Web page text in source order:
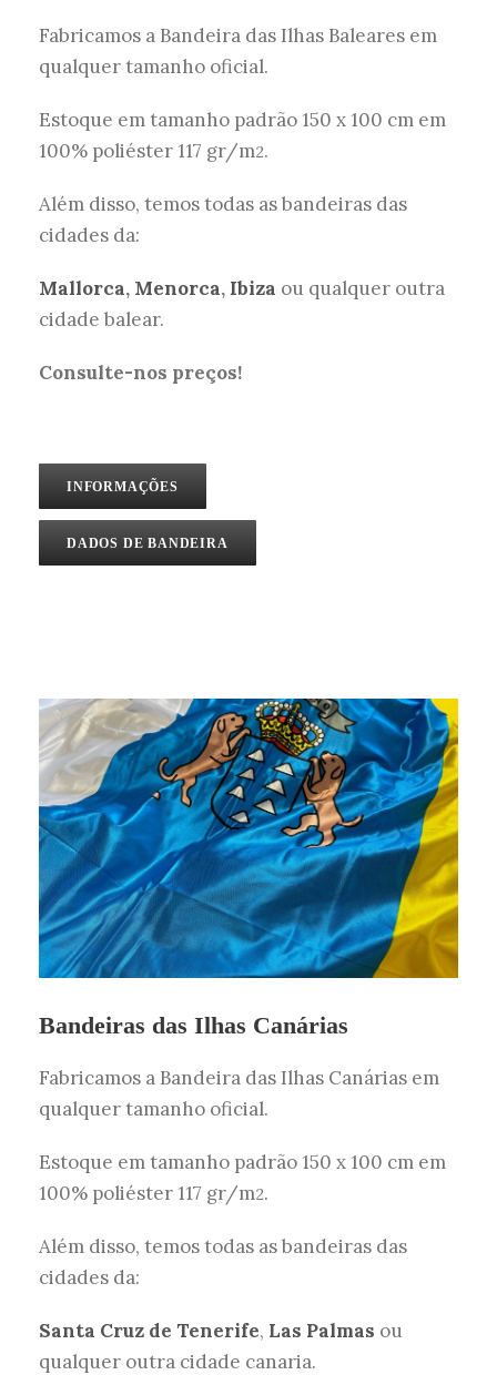
Fabricamos a Bandeira das Ilhas Baleares em
qualquer tamanho oficial.
Estoque em tamanho padrão 150 x 100 cm em
100% poliéster 117 gr/m2.
Além disso, temos todas as bandeiras das
cidades da:
Mallorca, Menorca, Ibiza ou qualquer outra
cidade balear.
Consulte-nos preços!
INFORMAÇÕES
DADOS DE BANDEIRA
Bandeiras das Ilhas Canárias
Fabricamos a Bandeira das Ilhas Canárias em
qualquer tamanho oficial.
Estoque em tamanho padrão 150 x 100 cm em
100% poliéster 117 gr/m2.
Além disso, temos todas as bandeiras das
cidades da:
Santa Cruz de Tenerife, Las Palmas ou
qualquer outra cidade canaria.